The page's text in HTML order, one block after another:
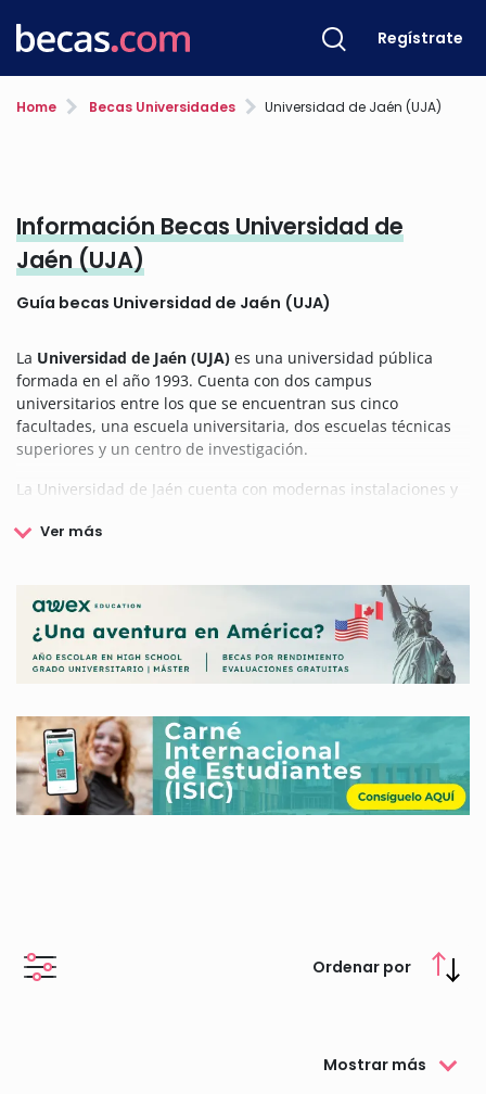
Regístrate
Home Becas Universidades Universidad de Jaén (UJA)
Información Becas Universidad de
Jaén (UJA)
Guía becas Universidad de Jaén (UJA)
La Universidad de Jaén (UJA) es una universidad pública
formada en el año 1993. Cuenta con dos campus
universitarios entre los que se encuentran sus cinco
facultades, una escuela universitaria, dos escuelas técnicas
superiores y un centro de investigación.
La Universidad de Jaén cuenta con modernas instalaciones y
ambiente y la accesibilidad. La universidad se encuentra
principales vías de acceso a la ciudad.
La universidad de Jaén va más allá de la formación académica
de estudios de Grado y Postgrado con la oferta de becas y
ayudas al estudio, becas de movilidad nacional e
internacional, becas para proyectos de investigación y una
gran variedad de actividades formativas específicas
orientadas a la especialización.
En esta página encontrarás toda la información sobre las
becas, ayudas y premios que ofrece la Universidad de Jaén.
Aquí encontrarás las becas más populares y te explicaremos
Ordenar por
Mostrar más